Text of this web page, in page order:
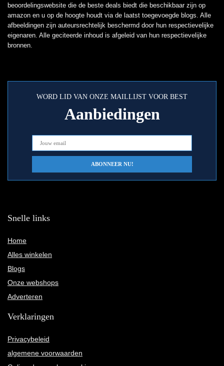
beoordelingswebsite die de beste deals biedt die beschikbaar zijn op
amazon en u op de hoogte houdt via de laatst toegevoegde blogs. Alle
afbeeldingen zijn auteursrechtelijk beschermd door hun respectievelijke
eigenaren. Alle geciteerde inhoud is afgeleid van hun respectievelijke
bronnen.
WORD LID VAN ONZE MAILLIJST VOOR BEST
Aanbiedingen
Snelle links
Home
Alles winkelen
Blogs
Onze webshops
Adverteren
Verklaringen
Privacybeleid
algemene voorwaarden